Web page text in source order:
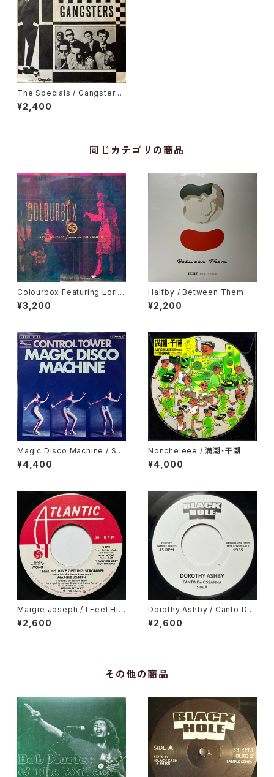
The Specials / Gangsters,
The Selecter / The Select
er
¥2,400
同じカテゴリの商品
Colourbox Featuring Lorita
Grahame / Baby I Love You
So
¥3,200
Halfby / Between Them
¥2,200
Magic Disco Machine / Scr
atchin'
¥4,400
Noncheleee / 満潮・干潮
¥4,000
Margie Joseph / I Feel His
Love Getting Stronger
¥2,600
Dorothy Ashby / Canto De
Ossanha, Cause I Need It
¥2,600
その他の商品